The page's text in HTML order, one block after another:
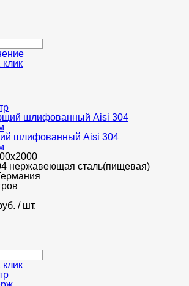
клик
шлифованный Aisi 304
нержавеющая сталь(пищевая)
/ шт.
клик